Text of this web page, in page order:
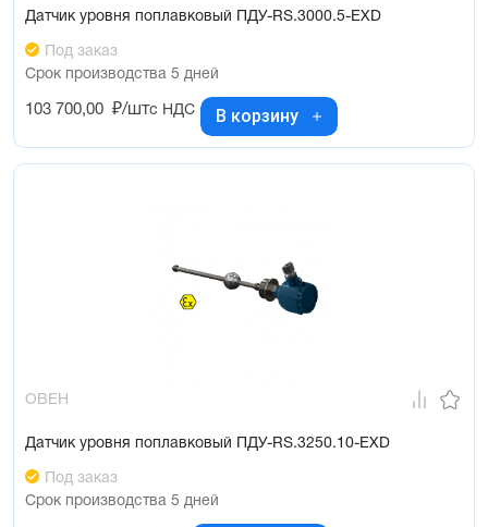
Датчик уровня поплавковый ПДУ-RS.3000.5-ЕХD
Под заказ
Срок производства 5 дней
103 700,00 ₽/штс НДС В корзину
ОВЕН
Датчик уровня поплавковый ПДУ-RS.3250.10-ЕХD
Под заказ
Срок производства 5 дней